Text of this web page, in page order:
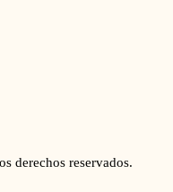
derechos reservados.